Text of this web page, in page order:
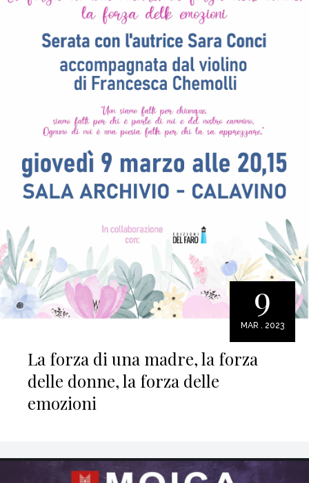
9
MAR . 2023
La forza di una madre, la forza
delle donne, la forza delle
emozioni